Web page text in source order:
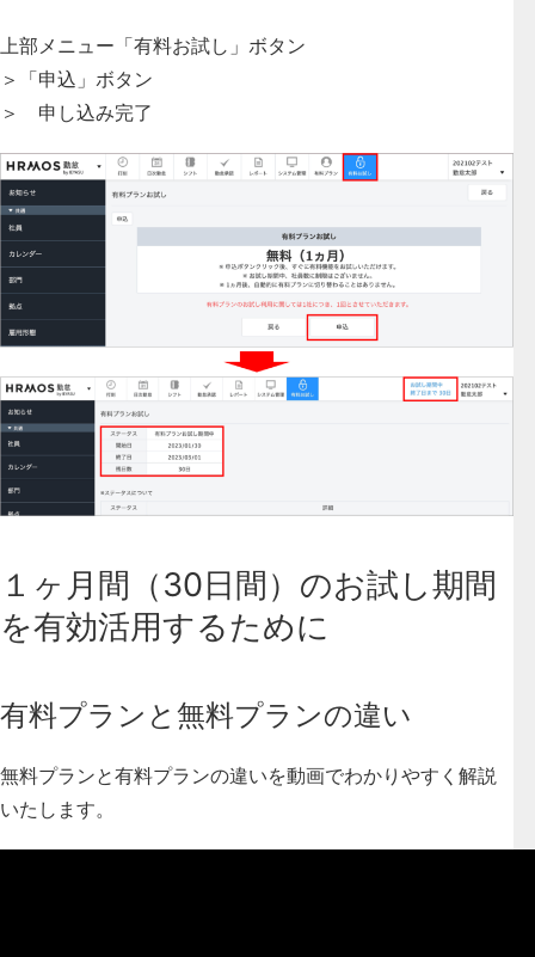
上部メニュー「有料お試し」ボタン
＞「申込」ボタン
＞ 申し込み完了
１ヶ月間（30日間）のお試し期間
を有効活用するために
有料プランと無料プランの違い
無料プランと有料プランの違いを動画でわかりやすく解説
いたします。